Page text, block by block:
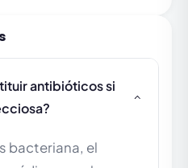
antibióticos si
bacteriana, el